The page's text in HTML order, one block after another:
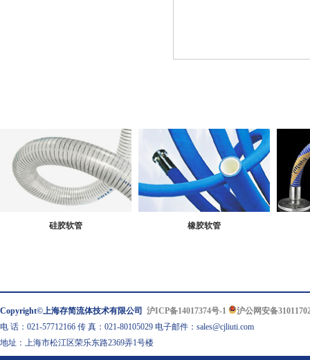
硅胶软管 橡胶软管
Copyright©上海存简流体技术有限公司 沪ICP备14017374号-1
沪公网安备
电 话：021-57712166 传 真：021-80105029 电子邮件：sales@cjliuti.com
地址：上海市松江区荣乐东路2369弄1号楼